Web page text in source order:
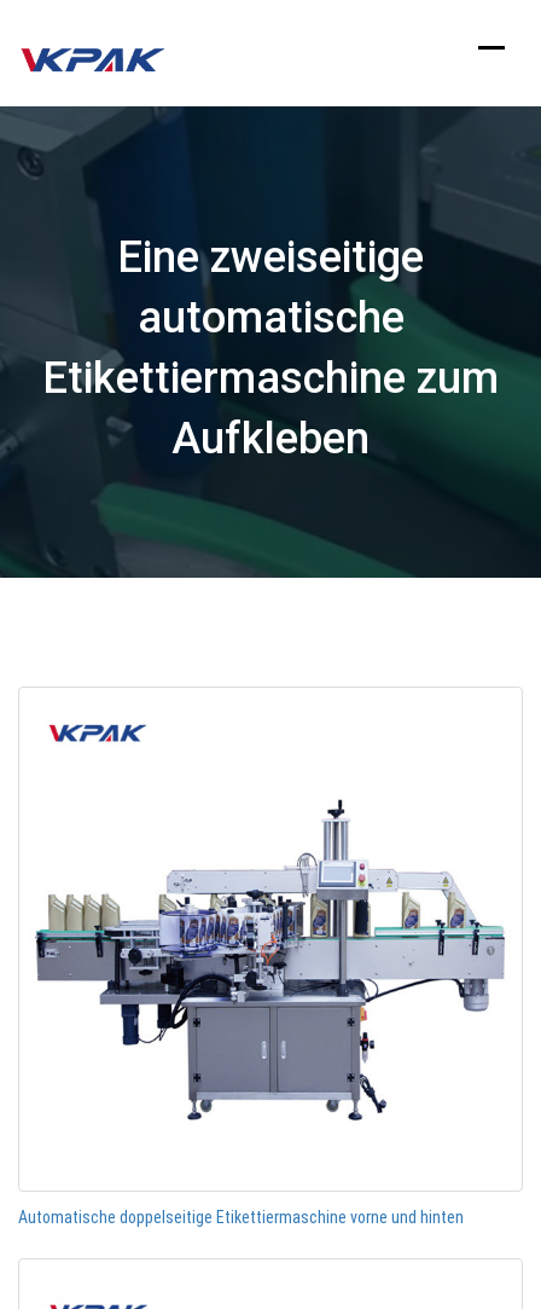
Inhalt
springen
Eine zweiseitige
automatische
Etikettiermaschine zum
Aufkleben
Automatische doppelseitige Etikettiermaschine vorne und hinten